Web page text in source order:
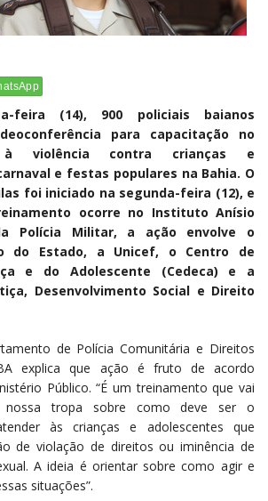
feira (14), 900 policiais baianos
para capacitação no
à violência contra crianças e
e festas populares na Bahia. O
foi iniciado na segunda-feira (12), e
ocorre no Instituto Anísio
Polícia Militar, a ação envolve o
do Estado, a Unicef, o Centro de
e do Adolescente (Cedeca) e a
Desenvolvimento Social e Direito
de Polícia Comunitária e Direitos
explica que ação é fruto de acordo
Público. “É um treinamento que vai
nossa tropa sobre como deve ser o
às crianças e adolescentes que
de violação de direitos ou iminência de
A ideia é orientar sobre como agir e
situações”.